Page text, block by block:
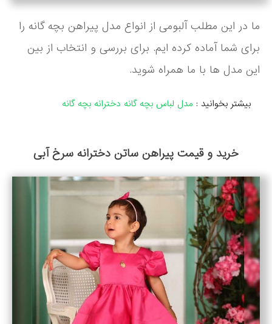
ما در این مطلب آلبومی از انواع مدل پیراهن بچه گانه را
برای شما آماده کرده ایم. برای بررسی و انتخاب از بین
این مدل ها با ما همراه شوید.
بیشتر بخوانید : مدل لباس بچه گانه دخترانه بچه گانه
خرید و قیمت پیراهن ساتن دخترانه سرخ آبی